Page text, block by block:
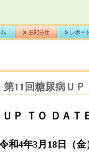
第11回糖尿病Ｕ
Ｐ ＴＯ ＤＡＴ
年3月18日（金